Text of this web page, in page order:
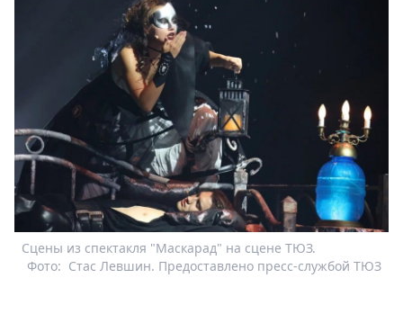
Сцены из спектакля "Маскарад" на сцене ТЮЗ.
Стас Левшин. Предоставлено пресс-службой ТЮЗ
Фото: